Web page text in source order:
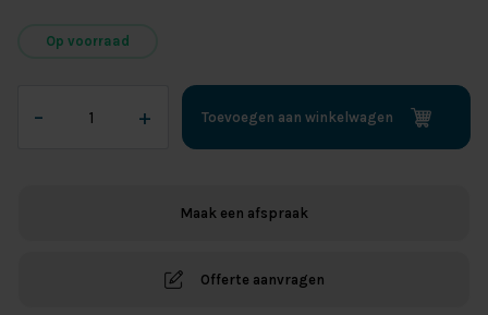
Op voorraad
–
27
+ Toevoegen aan winkelwagen
Maak een afspraak
Offerte aanvragen